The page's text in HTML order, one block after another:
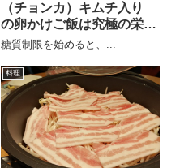
（チョンカ）キムチ入り
の卵かけご飯は究極の栄養
食！
糖質制限を始めると、...
料理